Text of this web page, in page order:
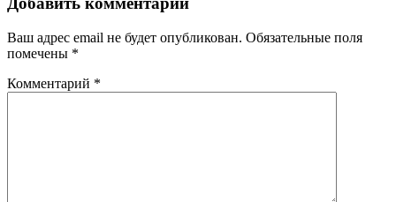
Ваш адрес email не будет опубликован. Обязательные поля
помечены *
Комментарий *